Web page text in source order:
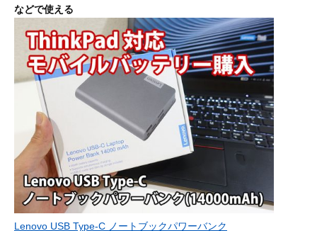
などで使える
Lenovo USB Type-C ノートブックパワーバンク